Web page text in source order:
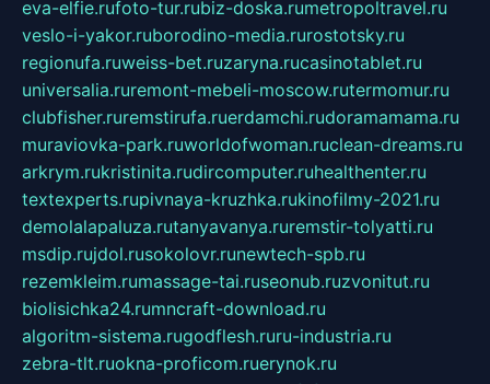
eva-elfie.rufoto-tur.rubiz-doska.rumetropoltravel.ru
veslo-i-yakor.ruborodino-media.rurostotsky.ru
regionufa.ruweiss-bet.ruzaryna.rucasinotablet.ru
universalia.ruremont-mebeli-moscow.rutermomur.ru
clubfisher.ruremstirufa.ruerdamchi.rudoramamama.ru
muraviovka-park.ruworldofwoman.ruclean-dreams.ru
arkrym.rukristinita.rudircomputer.ruhealthenter.ru
textexperts.rupivnaya-kruzhka.rukinofilmy-2021.ru
demolalapaluza.rutanyavanya.ruremstir-tolyatti.ru
msdip.rujdol.rusokolovr.runewtech-spb.ru
rezemkleim.rumassage-tai.ruseonub.ruzvonitut.ru
biolisichka24.rumncraft-download.ru
algoritm-sistema.rugodflesh.ruru-industria.ru
zebra-tlt.ruokna-proficom.ruerynok.ru